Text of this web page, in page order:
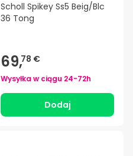
Scholl Spikey Ss5 Beig/Blc
36 Tong
69,78 €
Wysyłka w ciągu 24-72h
Dodaj